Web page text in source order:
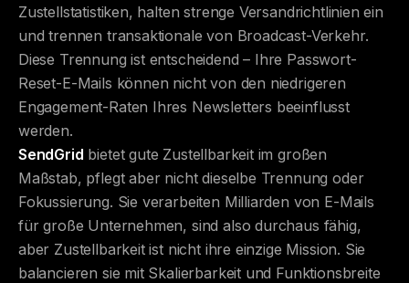
Zustellstatistiken, halten strenge Versandrichtlinien ein
und trennen transaktionale von Broadcast-Verkehr.
Diese Trennung ist entscheidend – Ihre Passwort-
Reset-E-Mails können nicht von den niedrigeren
Engagement-Raten Ihres Newsletters beeinflusst
werden.
SendGrid bietet gute Zustellbarkeit im großen
Maßstab, pflegt aber nicht dieselbe Trennung oder
Fokussierung. Sie verarbeiten Milliarden von E-Mails
für große Unternehmen, sind also durchaus fähig,
aber Zustellbarkeit ist nicht ihre einzige Mission. Sie
balancieren sie mit Skalierbarkeit und Funktionsbreite